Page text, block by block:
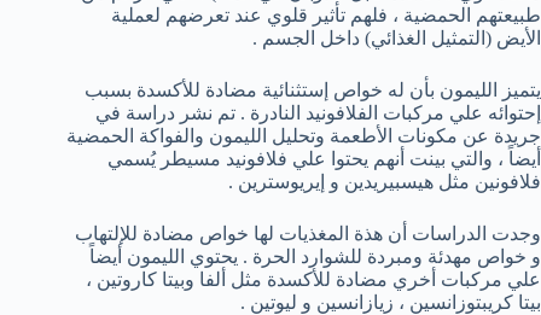
طبيعتهم الحمضية ، فلهم تأثير قلوي عند تعرضهم لعملية
الأيض (التمثيل الغذائي) داخل الجسم .
يتميز الليمون بأن له خواص إستثنائية مضادة للأكسدة بسبب
إحتوائه علي مركبات الفلافونيد النادرة . تم نشر دراسة في
جريدة عن مكونات الأطعمة وتحليل الليمون والفواكة الحمضية
أيضاً ، والتي بينت أنهم يحتوا علي فلافونيد مسيطر يُسمي
فلافونين مثل هيسبيريدين و إيريوسترين .
وجدت الدراسات أن هذة المغذيات لها خواص مضادة للإلتهاب
و خواص مهدئة ومبردة للشوارد الحرة . يحتوي الليمون أيضاً
علي مركبات أخري مضادة للأكسدة مثل ألفا وبيتا كاروتين ،
بيتا كريبتوزانسين ، زيازانسين و ليوتين .